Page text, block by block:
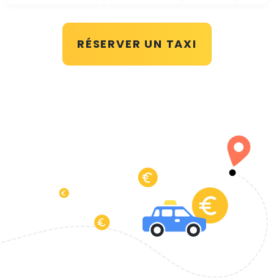
RÉSERVER UN TAXI